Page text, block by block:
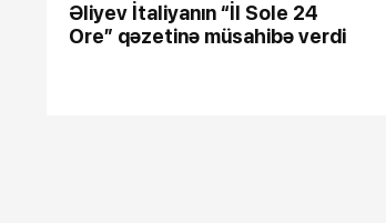
Əliyev İtaliyanın “İl Sole 24
Ore” qəzetinə müsahibə verdi